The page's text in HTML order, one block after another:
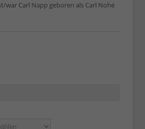
war Carl Napp geboren als Carl Nohé